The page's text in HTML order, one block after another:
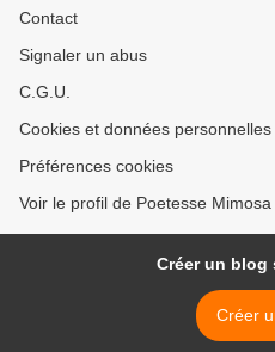
Contact
Signaler un abus
C.G.U.
Cookies et données personnelles
Préférences cookies
Voir le profil de Poetesse
Créer un blog
Créer